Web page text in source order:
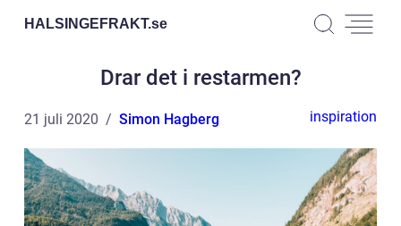
HALSINGEFRAKT.se
Drar det i restarmen?
21 juli 2020 Simon Hagberg inspiration